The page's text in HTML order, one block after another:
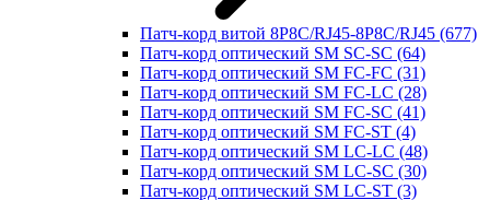
Патч-корд витой 8P8C/RJ45-8P8C/RJ45 (677)
Патч-корд оптический SM SC-SC (64)
Патч-корд оптический SM FC-FC (31)
Патч-корд оптический SM FC-LC (28)
Патч-корд оптический SM FC-SC (41)
Патч-корд оптический SM FC-ST (4)
Патч-корд оптический SM LC-LC (48)
Патч-корд оптический SM LC-SC (30)
Патч-корд оптический SM LC-ST (3)